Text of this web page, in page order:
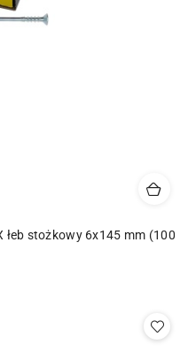
łeb stożkowy 6x145 mm (100